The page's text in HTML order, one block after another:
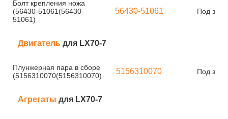
Болт крепления ножа
(56430-51061(56430-
51061)
56430-51061 Под
Двигатель для LX70-7
Плунжерная пара в сборе
(5156310070(5156310070)
5156310070 Под
Агрегаты для LX70-7